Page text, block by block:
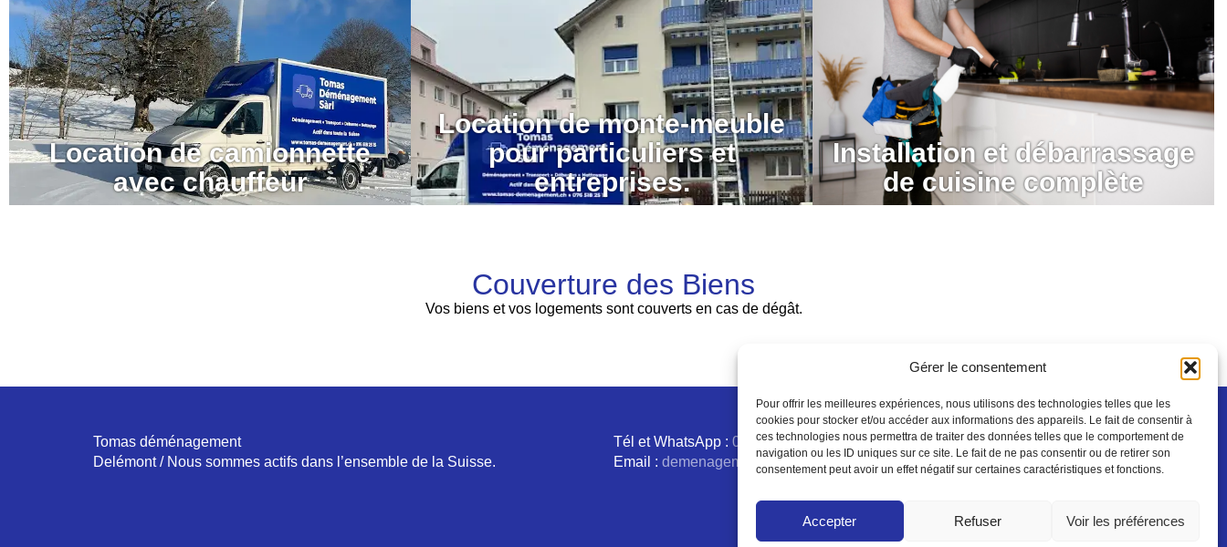
Gérer le consentement
Pour offrir les meilleures expériences, nous utilisons des technologies telles que les
cookies pour stocker et/ou accéder aux informations des appareils. Le fait de consentir à
ces technologies nous permettra de traiter des données telles que le comportement de
navigation ou les ID uniques sur ce site. Le fait de ne pas consentir ou de retirer son
consentement peut avoir un effet négatif sur certaines caractéristiques et fonctions.
Accepter Refuser Voir les préférences
Location de camionnette
avec chauffeur
Location de monte-meuble
pour particuliers et
entreprises.
Installation et débarrassage
de cuisine complète
Couverture des Biens
Vos biens et vos logements sont couverts en cas de dégât.
Tomas déménagement
Delémont / Nous sommes actifs dans l’ensemble de la Suisse.
Tél et WhatsApp : 076 518 25 15&078 341 03 70
Email : demenagementtomas@gmail.com